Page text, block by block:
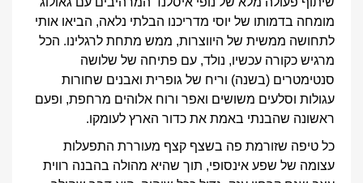
מומחה בדמותו של יוסי מדריכנו הבלתי נלאה, הביאו אותי
לתחושה ממשית של היווצרות, ממש מתחת לרגלינו. הכל
מרגיש כקורה עכשיו, נולד, עם פתיחה של שלושה
סנטימטרים (בשנה) וריח של גופרית ואבנים שחורות
עגולות וסלעים משושים ואפר ורוח אלוהים מרחפת, ופעם
ראשונה שהבנתי באמת את כדור הארץ לעומקו.
כל טיפה שזורמת פה בשצף קצף מעוררת התפעלות
עצומה של שפע אינסופי, תוך שהיא מהולה בהבנה רווית